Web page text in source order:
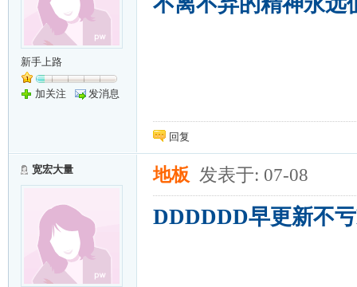
新手上路
加关注 发消息
回复
宽宏大量 地板 发表于: 07-08
DDDDDD早更新不